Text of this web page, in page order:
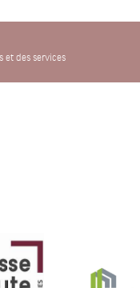
et des services